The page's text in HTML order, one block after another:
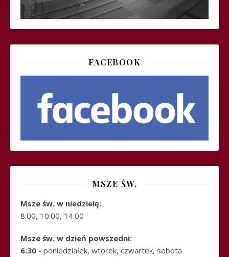
FACEBOOK
MSZE ŚW.
Msze św. w niedzielę:
8:00, 10:00, 14:00
Msze św. w dzień powszedni:
6:30 - poniedziałek, wtorek, czwartek, sobota